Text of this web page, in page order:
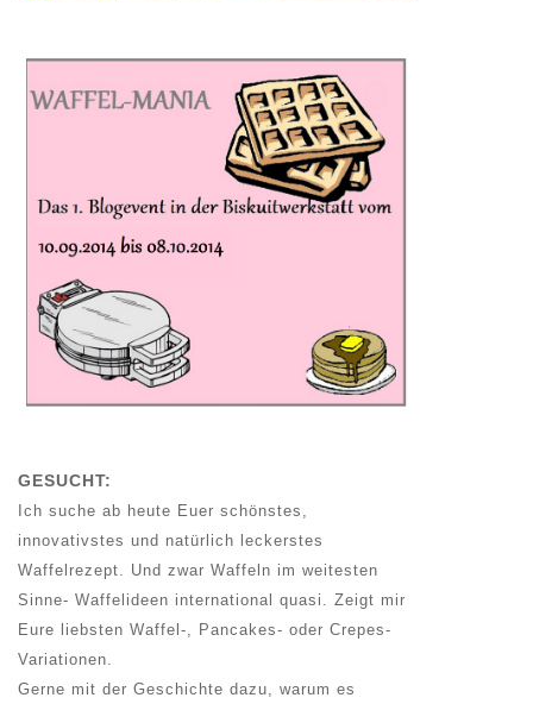
GESUCHT:
Ich suche ab heute Euer schönstes,
innovativstes und natürlich leckerstes
Waffelrezept. Und zwar Waffeln im weitesten
Sinne- Waffelideen international quasi. Zeigt mir
Eure liebsten Waffel-, Pancakes- oder Crepes-
Variationen.
Gerne mit der Geschichte dazu, warum es